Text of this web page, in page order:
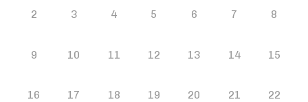
2 3 4 5 6 7 8
9 10 11 12 13 14 15
16 17 18 19 20 21 22